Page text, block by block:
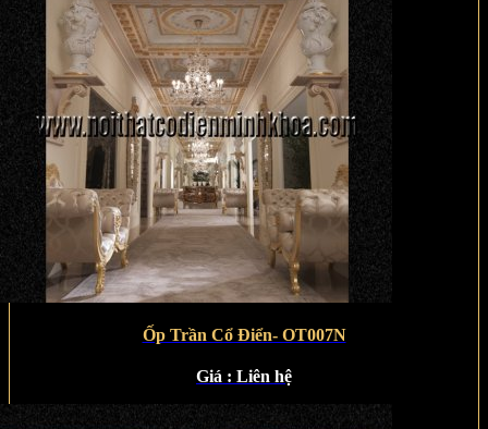
Ốp Trần Cổ Điển- OT007N
Giá : Liên hệ